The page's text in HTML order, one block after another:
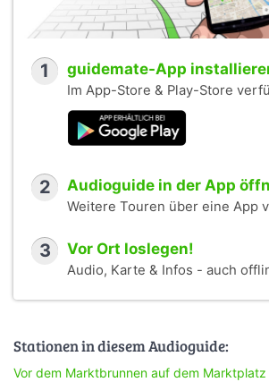
1 guidemate-App
Im App-Store & Play-Store
2 Audioguide in der App
Weitere Touren über eine App
3 Vor Ort loslegen!
Audio, Karte & Infos - auch
Stationen in diesem Audioguide:
Vor dem Marktbrunnen auf dem Marktplatz